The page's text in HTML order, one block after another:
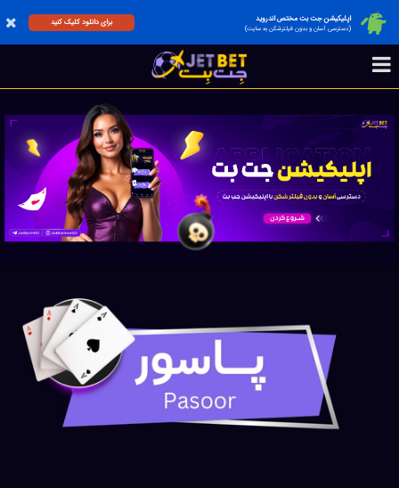
اپلیکیشن جت بت مختص اندروید
(دسترسی آسان و بدون فیلترشکن به سایت)
برای دانلود کلیک کنید